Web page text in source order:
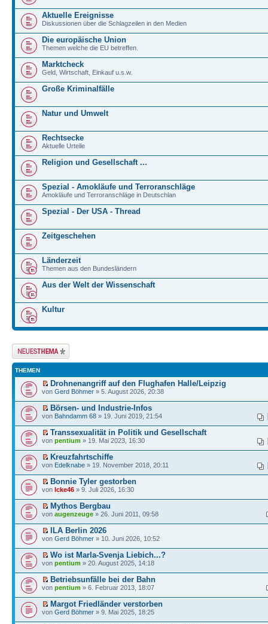
Aktuelle Ereignisse
Diskussionen über die Schlagzeilen in den Medien
Die europäische Union
Themen welche die EU betreffen.
Marktcheck
Geld, Wirtschaft, Einkauf u.s.w.
Große Kriminalfälle
Natur und Umwelt
Rechtsecke
Aktuelle Urteile
Religion und Gesellschaft ...
Spezial - Amokläufe und Terroranschläge
Amokläufe und Terroranschläge in Deutschlan
Spezial - Der USA - Thread
Zeitgeschehen
Länderzeit
Themen aus den Bundesländern
Aus der Welt der Wissenschaft
Kultur
Neues Thema
erstellen
THEMEN
Drohnenangriff auf den Flughafen Halle/Leipzig
von Gerd Böhmer » 5. August 2026, 20:38
Börsen- und Industrie-Infos
von Bahndamm 68 » 19. Juni 2019, 21:54
Transsexualität in Politik und Gesellschaft
von pentium » 19. Mai 2023, 16:30
Kreuzfahrtschiffe
von Edelknabe » 19. November 2018, 20:11
Bonnie Tyler gestorben
von Icke46 » 9. Juli 2026, 16:30
Mythos Bergbau
von augenzeuge » 26. Juni 2011, 09:58
ILA Berlin 2026
von Gerd Böhmer » 10. Juni 2026, 10:52
Wo ist Marla-Svenja Liebich...?
von pentium » 20. August 2025, 14:18
Betriebsunfälle bei der Bahn
von pentium » 6. Februar 2013, 18:07
Margot Friedländer verstorben
von Gerd Böhmer » 9. Mai 2025, 18:25